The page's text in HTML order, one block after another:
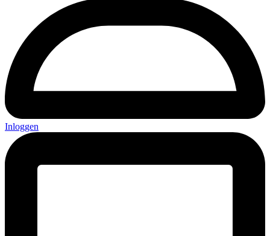
Inloggen